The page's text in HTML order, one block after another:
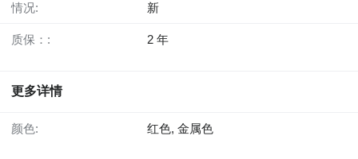
情况: 新
质保：: 2 年
更多详情
颜色: 红色, 金属色